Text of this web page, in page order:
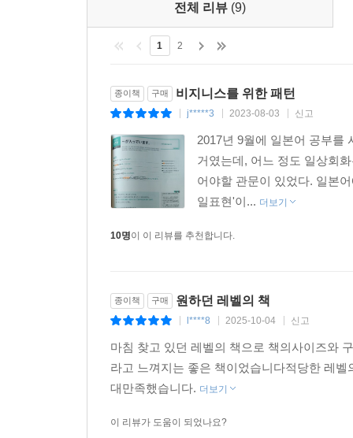
061 ～と?えておきます。 ~(라)고 전해 두겠습니
062 ～とのことです。 ~(라)는 내용이었습니다. |
063 ～て(で)からご連絡します。 ~(하)고 나서
065 ～かチェックしてみます。 ~(는)지 체크
066 何かありましたら～ 무슨 일 있으시면 ~ | 좋
Part 03 비즈니스 접대 패턴
Unit 07 첫만남 & 친분 쌓기 패턴
067 こちらは～ 이쪽은 ~ | 남 소개하기
069 ～仕事をしています。 ~일을 하고 있습니다.
071 ～た(だ)ことがありますか。 ~한 적이 있나요
072 どうぞ、お～ください。 자, 어서 ~하시죠. |
074 ～(に)は何をなさいますか。 ~(에)는 무엇을
Unit 08 접대 패턴
075 ～でもいかがですか。 ~(이)라도 어떠십니
076 ～にご案?します。 ~(으)로 안내하겠습니다. |
전체 리뷰 (9)
1 2
종이책 구매 비지니스를 위한 패턴
j*****3 2023-08-03 신고
2017년 9월에 일본어 공부를
거였는데, 어느 정도 일상회
어야할 관문이 있었다. 일본
일표현'이... 더보기
10명이 이 리뷰를 추천합니다.
종이책 구매 원하던 레벨의 책
l****8 2025-10-04 신고
마침 찾고 있던 레벨의 책으로 책의사이즈와
라고 느껴지는 좋은 책이었습니다적당한 레
대만족했습니다. 더보기
이 리뷰가 도움이 되었나요?